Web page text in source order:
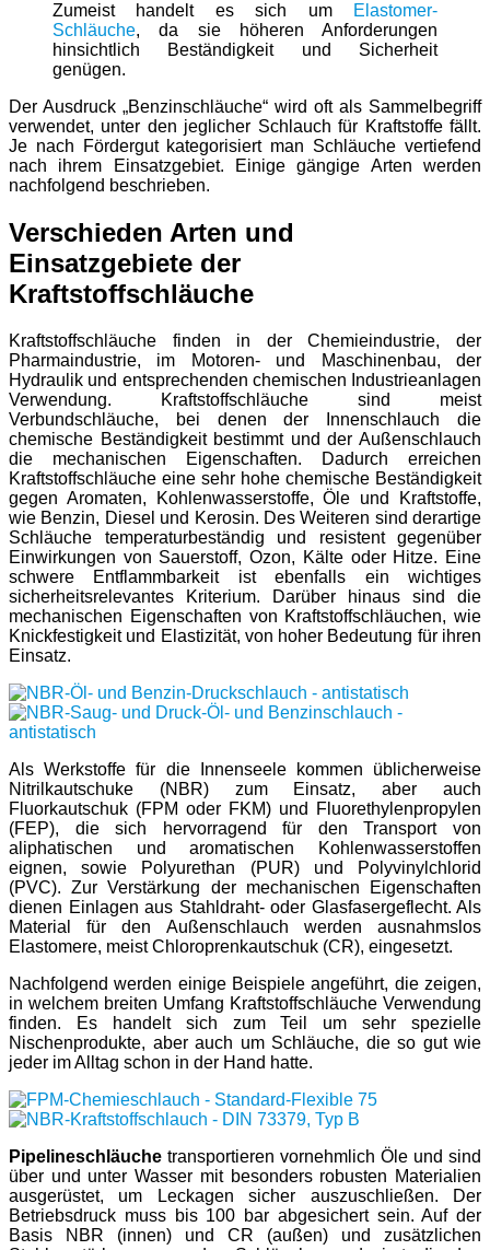
Zumeist handelt es sich um
Elastomer-
Schläuche, da sie höheren Anforderungen
hinsichtlich Beständigkeit und Sicherheit
genügen.
Der Ausdruck „Benzinschläuche“ wird oft als Sammelbegriff
verwendet, unter den jeglicher Schlauch für Kraftstoffe fällt.
Je nach Fördergut kategorisiert man Schläuche vertiefend
nach ihrem Einsatzgebiet. Einige gängige Arten werden
nachfolgend beschrieben.
Verschieden Arten und
Einsatzgebiete der
Kraftstoffschläuche
Kraftstoffschläuche finden in der Chemieindustrie, der
Pharmaindustrie, im Motoren- und Maschinenbau, der
Hydraulik und entsprechenden chemischen Industrieanlagen
Verwendung. Kraftstoffschläuche sind meist
Verbundschläuche, bei denen der Innenschlauch die
chemische Beständigkeit bestimmt und der Außenschlauch
die mechanischen Eigenschaften. Dadurch erreichen
Kraftstoffschläuche eine sehr hohe chemische Beständigkeit
gegen Aromaten, Kohlenwasserstoffe, Öle und Kraftstoffe,
wie Benzin, Diesel und Kerosin. Des Weiteren sind derartige
Schläuche temperaturbeständig und resistent gegenüber
Einwirkungen von Sauerstoff, Ozon, Kälte oder Hitze. Eine
schwere Entflammbarkeit ist ebenfalls ein wichtiges
sicherheitsrelevantes Kriterium. Darüber hinaus sind die
mechanischen Eigenschaften von Kraftstoffschläuchen, wie
Knickfestigkeit und Elastizität, von hoher Bedeutung für ihren
Einsatz.
Als Werkstoffe für die Innenseele kommen üblicherweise
Nitrilkautschuke (NBR) zum Einsatz, aber auch
Fluorkautschuk (FPM oder FKM) und Fluorethylenpropylen
(FEP), die sich hervorragend für den Transport von
aliphatischen und aromatischen Kohlenwasserstoffen
eignen, sowie Polyurethan (PUR) und Polyvinylchlorid
(PVC). Zur Verstärkung der mechanischen Eigenschaften
dienen Einlagen aus Stahldraht- oder Glasfasergeflecht. Als
Material für den Außenschlauch werden ausnahmslos
Elastomere, meist Chloroprenkautschuk (CR), eingesetzt.
Nachfolgend werden einige Beispiele angeführt, die zeigen,
in welchem breiten Umfang Kraftstoffschläuche Verwendung
finden. Es handelt sich zum Teil um sehr spezielle
Nischenprodukte, aber auch um Schläuche, die so gut wie
jeder im Alltag schon in der Hand hatte.
Pipelineschläuche transportieren vornehmlich Öle und sind
über und unter Wasser mit besonders robusten Materialien
ausgerüstet, um Leckagen sicher auszuschließen. Der
Betriebsdruck muss bis 100 bar abgesichert sein. Auf der
Basis NBR (innen) und CR (außen) und zusätzlichen